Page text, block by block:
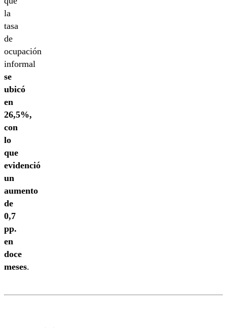
la
tasa
de
ocupación
informal
se
ubicó
en
26,5%,
con
lo
que
evidenció
un
aumento
de
0,7
pp.
en
doce
meses.